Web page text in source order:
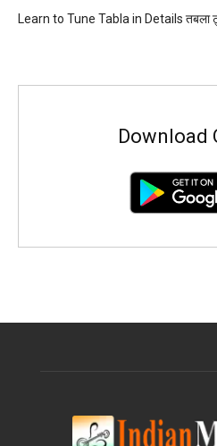
Learn to Tune Tabla in Details तबला
Download